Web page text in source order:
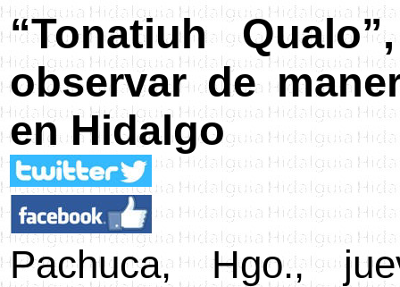
“Tonatiuh
observarde
en Hidalgo
Pachuca, Hgo., j